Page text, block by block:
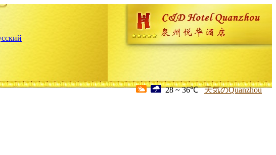
28 ~ 36℃ 天気のQuanzhou